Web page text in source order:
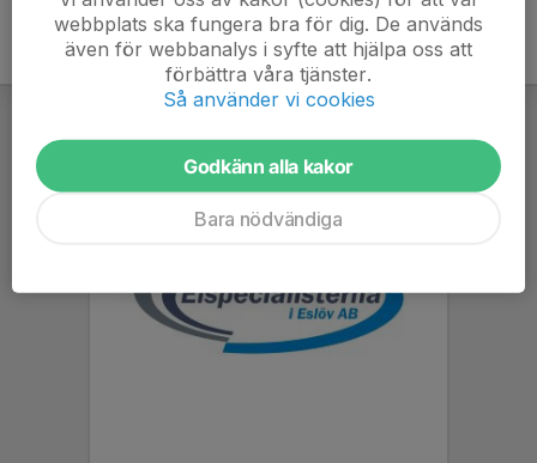
webbplats ska fungera bra för dig. De används
även för webbanalys i syfte att hjälpa oss att
förbättra våra tjänster.
Så använder vi cookies
Godkänn alla kakor
Bara nödvändiga